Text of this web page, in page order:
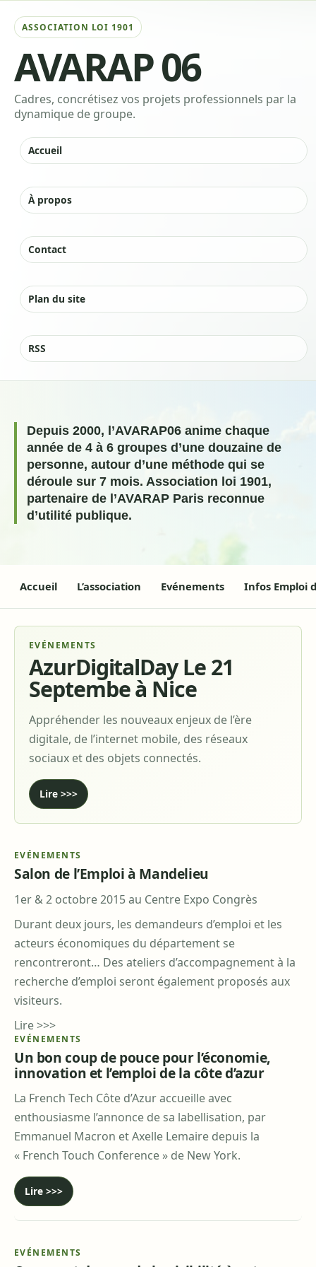
AVARAP 06
Cadres, concrétisez vos projets professionnels par la
dynamique de groupe.
Accueil
À propos
Contact
Plan du site
RSS
Depuis 2000, l’AVARAP06 anime chaque
année de 4 à 6 groupes d’une douzaine de
personne, autour d’une méthode qui se
déroule sur 7 mois. Association loi 1901,
partenaire de l’AVARAP Paris reconnue
d’utilité publique.
Accueil L’association Evénements Infos Emploi
EVÉNEMENTS
AzurDigitalDay Le 21
Septembe à Nice
Appréhender les nouveaux enjeux de l’ère
digitale, de l’internet mobile, des réseaux
sociaux et des objets connectés.
Lire >>>
EVÉNEMENTS
Salon de l’Emploi à Mandelieu
1er & 2 octobre 2015 au Centre Expo Congrès
Durant deux jours, les demandeurs d’emploi et les
acteurs économiques du département se
rencontreront… Des ateliers d’accompagnement à la
recherche d’emploi seront également proposés aux
visiteurs.
Lire >>>
EVÉNEMENTS
Un bon coup de pouce pour l’économie,
innovation et l’emploi de la côte d’azur
La French Tech Côte d’Azur accueille avec
enthousiasme l’annonce de sa labellisation, par
Emmanuel Macron et Axelle Lemaire depuis la
« French Touch Conference » de New York.
Lire >>>
EVÉNEMENTS